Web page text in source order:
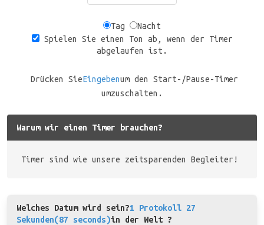
Tag
Nacht
Spielen Sie einen Ton ab, wenn der Timer
abgelaufen ist.
Drücken SieEingebenum den Start-/Pause-Timer
umzuschalten.
Warum wir einen Timer brauchen?
Timer sind wie unsere zeitsparenden Begleiter!
Welches Datum wird sein?1 Protokoll 27
Sekunden(87 seconds)in der Welt ?